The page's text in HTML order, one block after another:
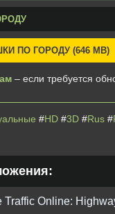
ПО ГОРОДУ (646 MB)
– если требуется
#HD #3D #Rus #
Traffic Online: